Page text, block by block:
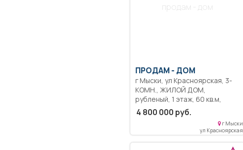
продам - дом
ПРОДАМ - ДОМ
г Мыски, ул Красноярская, 3-
КОМН., ЖИЛОЙ ДОМ,
рубленый, 1 этаж, 60 кв.м,
центральное водоснабжение
(холодная вода), бойлер,
душевая кабина, отопление
угольный+ электрический
котел . Окна пластиковые.
4 800 000 руб.
г Мыски
ул Красноярская